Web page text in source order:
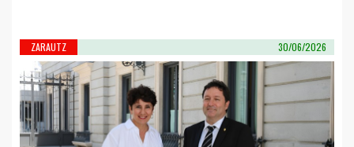
ZARAUTZ 30/06/2026